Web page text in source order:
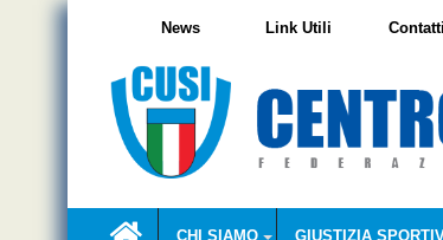
Skip
CHI SIAMO GIUSTIZIA
News Link Utili Contatti